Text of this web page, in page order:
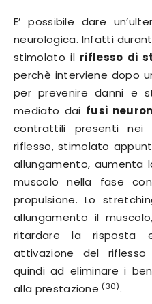
E’ possibile dare
neurologica. Infatti
stimolato il riflesso di
perchè interviene dopo
per prevenire danni e
mediato dai fusi
contrattili presenti nei
riflesso, stimolato
allungamento,
muscolo nella fase
propulsione. Lo
allungamento il
ritardare la risposta
attivazione del
quindi ad eliminare i
alla prestazione (30).